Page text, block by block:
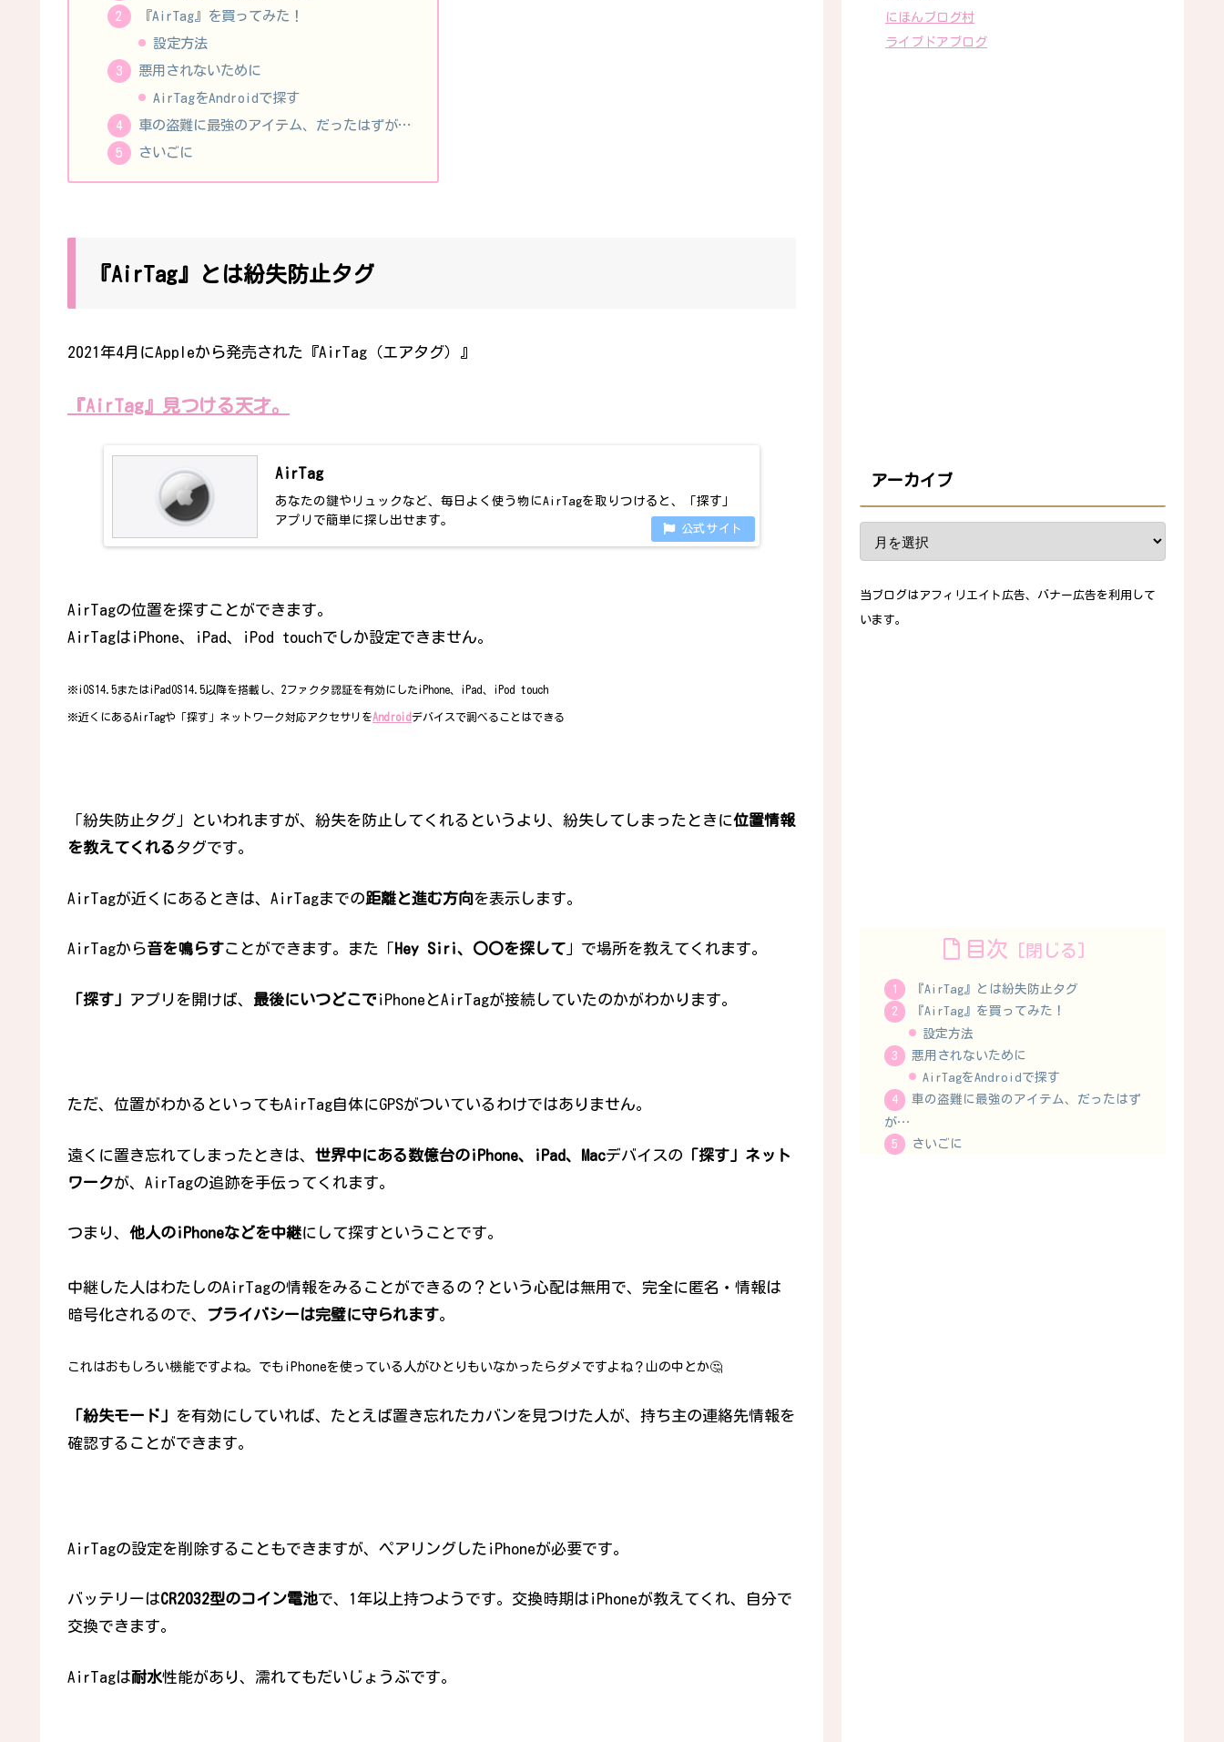
『AirTag』を買ってみた！
設定方法
悪用されないために
AirTagをAndroidで探す
車の盗難に最強のアイテム、だったはずが…
さいごに
『AirTag』とは紛失防止タグ
2021年4月にAppleから発売された『AirTag（エアタグ）』
『AirTag』見つける天才。
AirTag
あなたの鍵やリュックなど、毎日よく使う物にAirTagを取りつけると、「探す」
アプリで簡単に探し出せます。
AirTagの位置を探すことができます。
AirTagはiPhone、iPad、iPod touchでしか設定できません。
※iOS14.5またはiPadOS14.5以降を搭載し、2ファクタ認証を有効にしたiPhone、iPad、iPod touch
※近くにあるAirTagや「探す」ネットワーク対応アクセサリをAndroidデバイスで調べることはできる
「紛失防止タグ」といわれますが、紛失を防止してくれるというより、紛失してしまったときに位置情報
を教えてくれるタグです。
AirTagが近くにあるときは、AirTagまでの距離と進む方向を表示します。
AirTagから音を鳴らすことができます。また「 Hey Siri、〇〇を探して 」で場所を教えてくれます。
「探す」 アプリを開けば、 最後にいつどこで iPhoneとAirTagが接続していたのかがわかります。
ただ、位置がわかるといってもAirTag自体にGPSがついているわけではありません。
遠くに置き忘れてしまったときは、 世界中にある数億台のiPhone、iPad、Macデバイスの 「探す」ネット
ワークが、AirTagの追跡を手伝ってくれます。
つまり、 他人のiPhoneなどを中継にして探すということです。
中継した人はわたしのAirTagの情報をみることができるの？という心配は無用で、完全に匿名・情報は
暗号化されるので、 プライバシーは完璧に守られます。
これはおもしろい機能ですよね。でもiPhoneを使っている人がひとりもいなかったらダメですよね？山の中とか🤔
「紛失モード」
を有効にしていれば、たとえば置き忘れたカバンを見つけた人が、持ち主の連絡先情報を
確認することができます。
AirTagの設定を削除することもできますが、ペアリングしたiPhoneが必要です。
バッテリーはCR2032型のコイン電池で、1年以上持つようです。交換時期はiPhoneが教えてくれ、自分で
交換できます。
AirTagは耐水性能があり、濡れてもだいじょうぶです。
にほんブログ村
ライブドアブログ
アーカイブ
当ブログはアフィリエイト広告、バナー広告を利用して
います。
目次
『AirTag』とは紛失防止タグ
『AirTag』を買ってみた！
設定方法
悪用されないために
AirTagをAndroidで探す
車の盗難に最強のアイテム、だったはず
が…
さいごに